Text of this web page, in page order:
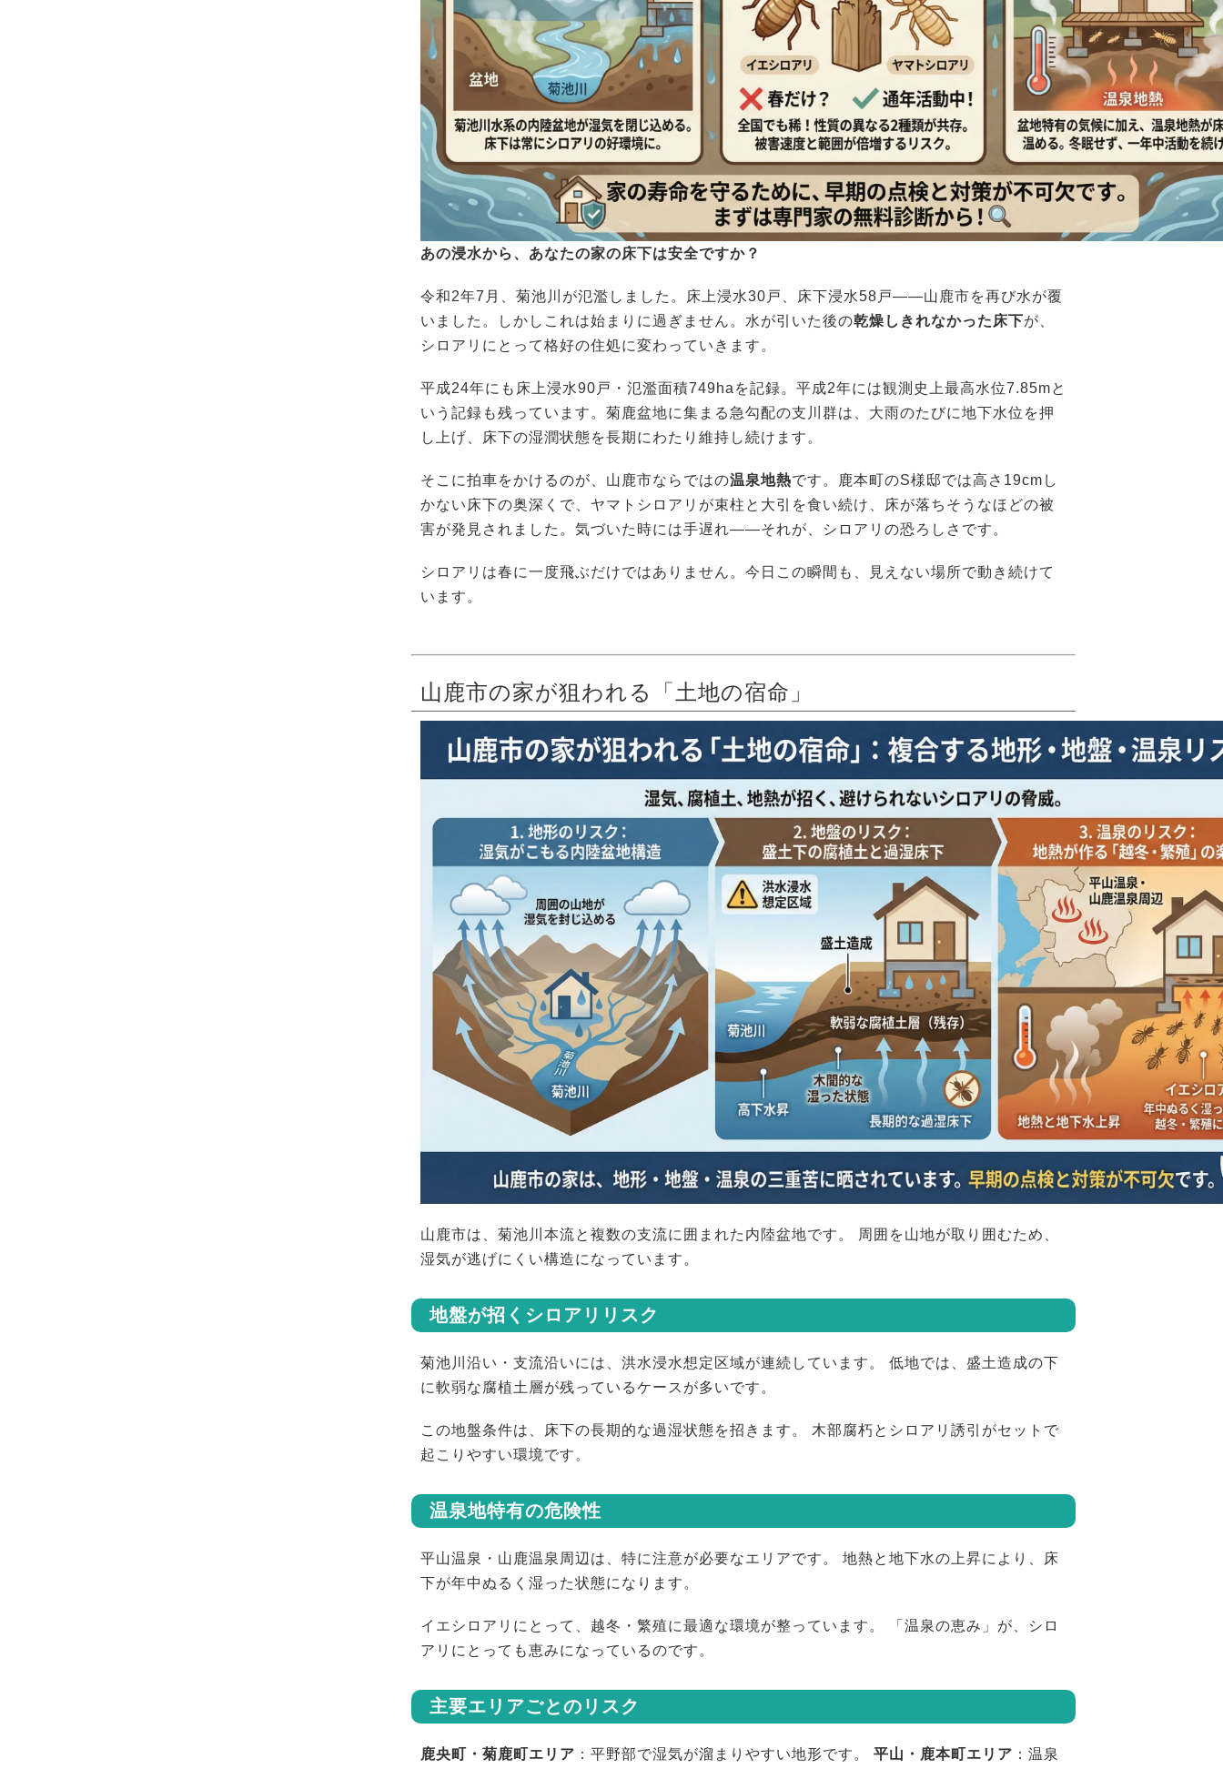
あの浸水から、あなたの家の床下は安全ですか？
令和2年7月、菊池川が氾濫しました。床上浸水30戸、床下浸水58戸——山鹿市を再び水が覆
いました。しかしこれは始まりに過ぎません。水が引いた後の乾燥しきれなかった床下が、
シロアリにとって格好の住処に変わっていきます。
平成24年にも床上浸水90戸・氾濫面積749haを記録。平成2年には観測史上最高水位7.85mと
いう記録も残っています。菊鹿盆地に集まる急勾配の支川群は、大雨のたびに地下水位を押
し上げ、床下の湿潤状態を長期にわたり維持し続けます。
そこに拍車をかけるのが、山鹿市ならではの温泉地熱です。鹿本町のS様邸では高さ19cmし
かない床下の奥深くで、ヤマトシロアリが束柱と大引を食い続け、床が落ちそうなほどの被
害が発見されました。気づいた時には手遅れ——それが、シロアリの恐ろしさです。
シロアリは春に一度飛ぶだけではありません。今日この瞬間も、見えない場所で動き続けて
います。
山鹿市の家が狙われる「土地の宿命」
山鹿市は、菊池川本流と複数の支流に囲まれた内陸盆地です。 周囲を山地が取り囲むため、
湿気が逃げにくい構造になっています。
地盤が招くシロアリリスク
菊池川沿い・支流沿いには、洪水浸水想定区域が連続しています。 低地では、盛土造成の下
に軟弱な腐植土層が残っているケースが多いです。
この地盤条件は、床下の長期的な過湿状態を招きます。 木部腐朽とシロアリ誘引がセットで
起こりやすい環境です。
温泉地特有の危険性
平山温泉・山鹿温泉周辺は、特に注意が必要なエリアです。 地熱と地下水の上昇により、床
下が年中ぬるく湿った状態になります。
イエシロアリにとって、越冬・繁殖に最適な環境が整っています。 「温泉の恵み」が、シロ
アリにとっても恵みになっているのです。
主要エリアごとのリスク
鹿央町・菊鹿町エリア ：平野部で湿気が溜まりやすい地形です。 平山・鹿本町エリア ：温泉